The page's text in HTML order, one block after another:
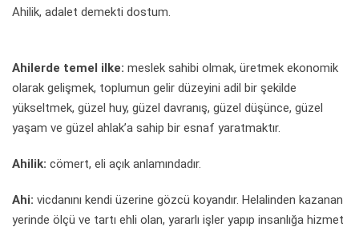
Ahilik, adalet demekti dostum.
Ahilerde temel ilke: meslek sahibi olmak, üretmek ekonomik
olarak gelişmek, toplumun gelir düzeyini adil bir şekilde
yükseltmek, güzel huy, güzel davranış, güzel düşünce, güzel
yaşam ve güzel ahlak’a sahip bir esnaf yaratmaktır.
Ahilik: cömert, eli açık anlamındadır.
Ahi: vicdanını kendi üzerine gözcü koyandır. Helalinden kazanan
yerinde ölçü ve tartı ehli olan, yararlı işler yapıp insanlığa hizmet